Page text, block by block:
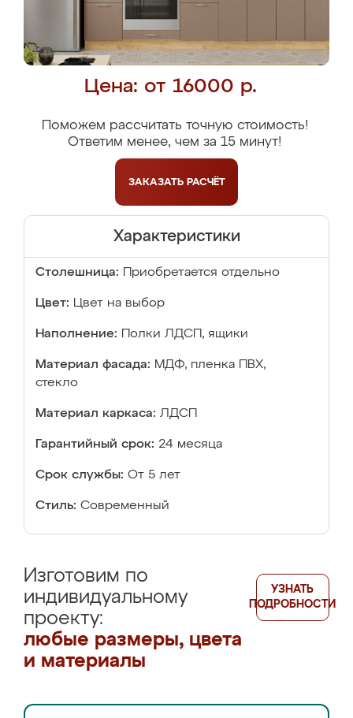
Цена: от 16000 р.
Поможем рассчитать точную стоимость!
Ответим менее, чем за 15 минут!
ЗАКАЗАТЬ РАСЧЁТ
Характеристики
Столешница: Приобретается отдельно
Цвет: Цвет на выбор
Наполнение: Полки ЛДСП, ящики
Материал фасада: МДФ, пленка ПВХ,
стекло
Материал каркаса: ЛДСП
Гарантийный срок: 24 месяца
Срок службы: От 5 лет
Стиль: Современный
Изготовим по
индивидуальному
проекту:
любые размеры, цвета
и материалы
УЗНАТЬ
ПОДРОБНОСТИ